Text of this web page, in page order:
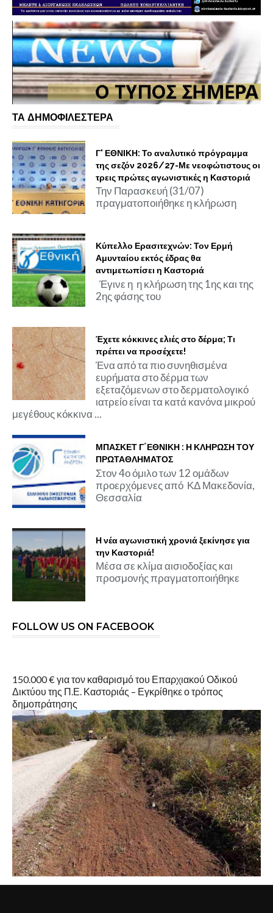
ΤΑ ΔΗΜΟΦΙΛΕΣΤΕΡΑ
Γ' ΕΘΝΙΚΗ: Το αναλυτικό πρόγραμμα
της σεζόν 2026/27-Με νεοφώτιστους οι
τρεις πρώτες αγωνιστικές η Καστοριά
Την Παρασκευή (31/07)
πραγματοποιήθηκε η κλήρωση
Κύπελλο Ερασιτεχνών: Τον Ερμή
Αμυνταίου εκτός έδρας θα
αντιμετωπίσει η Καστοριά
Έγινε η η κλήρωση της 1ης και της
2ης φάσης του
Έχετε κόκκινες ελιές στο δέρμα; Τι
πρέπει να προσέχετε!
Ένα από τα πιο συνηθισμένα
ευρήματα στο δέρμα των
εξεταζόμενων στο δερματολογικό
ιατρείο είναι τα κατά κανόνα μικρού
μεγέθους κόκκινα ...
ΜΠΑΣΚΕΤ Γ΄ΕΘΝΙΚΗ : Η ΚΛΗΡΩΣΗ ΤΟΥ
ΠΡΩΤΑΘΛΗΜΑΤΟΣ
Στον 4ο όμιλο των 12 ομάδων
προερχόμενες από ΚΔ Μακεδονία,
Θεσσαλία
Η νέα αγωνιστική χρονιά ξεκίνησε για
την Καστοριά!
Μέσα σε κλίμα αισιοδοξίας και
προσμονής πραγματοποιήθηκε
FOLLOW US ON FACEBOOK
150.000 € για τον καθαρισμό του Επαρχιακού Οδικού
Δικτύου της Π.Ε. Καστοριάς – Εγκρίθηκε ο τρόπος
δημοπράτησης